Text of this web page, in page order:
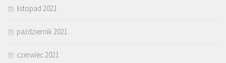
listopad 2021
październik 2021
czerwiec 2021